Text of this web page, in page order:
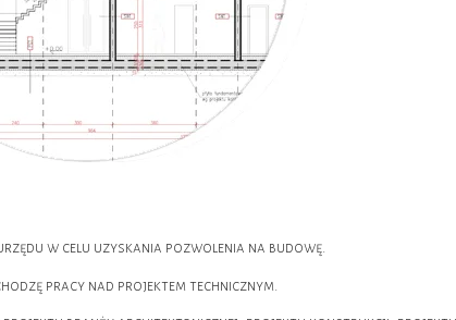
w celu uzyskania pozwolenia na budowę.
pracy nad projektem technicznym.